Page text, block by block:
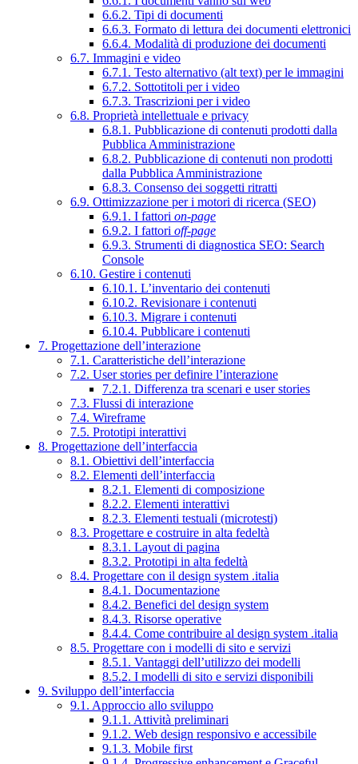
6.6.2. Tipi di documenti
6.6.3. Formato di lettura dei documenti elettronici
6.6.4. Modalità di produzione dei documenti
6.7. Immagini e video
6.7.1. Testo alternativo (alt text) per le immagini
6.7.2. Sottotitoli per i video
6.7.3. Trascrizioni per i video
6.8. Proprietà intellettuale e privacy
6.8.1. Pubblicazione di contenuti prodotti dalla
Pubblica Amministrazione
6.8.2. Pubblicazione di contenuti non prodotti
dalla Pubblica Amministrazione
6.8.3. Consenso dei soggetti ritratti
6.9. Ottimizzazione per i motori di ricerca (SEO)
6.9.1. I fattori on-page
6.9.2. I fattori off-page
6.9.3. Strumenti di diagnostica SEO: Search
Console
6.10. Gestire i contenuti
6.10.1. L’inventario dei contenuti
6.10.2. Revisionare i contenuti
6.10.3. Migrare i contenuti
6.10.4. Pubblicare i contenuti
7. Progettazione dell’interazione
7.1. Caratteristiche dell’interazione
7.2. User stories per definire l’interazione
7.2.1. Differenza tra scenari e user stories
7.3. Flussi di interazione
7.4. Wireframe
7.5. Prototipi interattivi
8. Progettazione dell’interfaccia
8.1. Obiettivi dell’interfaccia
8.2. Elementi dell’interfaccia
8.2.1. Elementi di composizione
8.2.2. Elementi interattivi
8.2.3. Elementi testuali (microtesti)
8.3. Progettare e costruire in alta fedeltà
8.3.1. Layout di pagina
8.3.2. Prototipi in alta fedeltà
8.4. Progettare con il design system .italia
8.4.1. Documentazione
8.4.2. Benefici del design system
8.4.3. Risorse operative
8.4.4. Come contribuire al design system .italia
8.5. Progettare con i modelli di sito e servizi
8.5.1. Vantaggi dell’utilizzo dei modelli
8.5.2. I modelli di sito e servizi disponibili
9. Sviluppo dell’interfaccia
9.1. Approccio allo sviluppo
9.1.1. Attività preliminari
9.1.2. Web design responsivo e accessibile
9.1.3. Mobile first